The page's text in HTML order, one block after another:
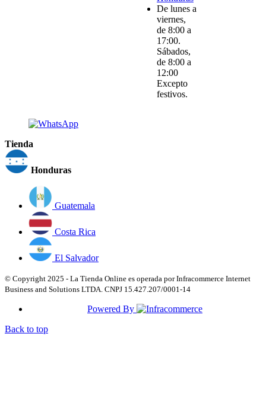
De lunes a
viernes,
de 8:00 a
17:00.
Sábados,
de 8:00 a
12:00
Excepto
festivos.
Tienda
Honduras
Guatemala
Costa Rica
El Salvador
© Copyright 2025 - La Tienda Online es operada por Infracommerce Internet
Business and Solutions LTDA. CNPJ 15.427.207/0001-14
Powered By
Back to top